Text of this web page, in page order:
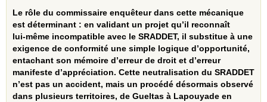
Le rôle du commissaire enquêteur dans cette mécanique
est déterminant : en validant un projet qu’il reconnaît
lui‑même incompatible avec le SRADDET, il substitue à une
exigence de conformité une simple logique d’opportunité,
entachant son mémoire d’erreur de droit et d’erreur
manifeste d’appréciation. Cette neutralisation du SRADDET
n’est pas un accident, mais un procédé désormais observé
dans plusieurs territoires, de Gueltas à Lapouyade en